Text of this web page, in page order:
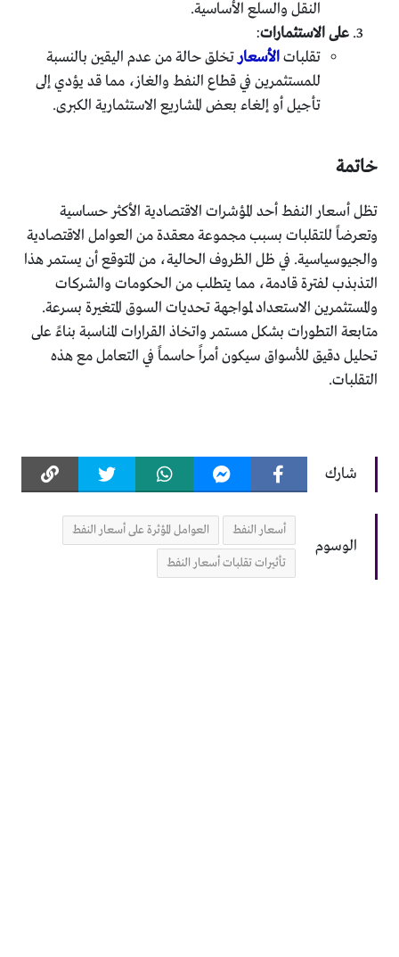
النقل والسلع الأساسية.
على الاستثمارات:
تقلباتالأسعارتخلق حالة من عدم اليقين بالنسبة
للمستثمرين في قطاع النفط والغاز، مما قد يؤدي إلى
تأجيل أو إلغاء بعض المشاريع الاستثمارية الكبرى.
خاتمة
تظل أسعار النفط أحد المؤشرات الاقتصادية الأكثر حساسية
وتعرضاً للتقلبات بسبب مجموعة معقدة من العوامل الاقتصادية
والجيوسياسية. في ظل الظروف الحالية، من المتوقع أن يستمر هذا
التذبذب لفترة قادمة، مما يتطلب من الحكومات والشركات
والمستثمرين الاستعداد لمواجهة تحديات السوق المتغيرة بسرعة.
متابعة التطورات بشكل مستمر واتخاذ القرارات المناسبة بناءً على
تحليل دقيق للأسواق سيكون أمراً حاسماً في التعامل مع هذه
التقلبات.
شارك
الوسوم
أسعار النفط العوامل المؤثرة على أسعار النفط
تأثيرات تقلبات أسعار النفط